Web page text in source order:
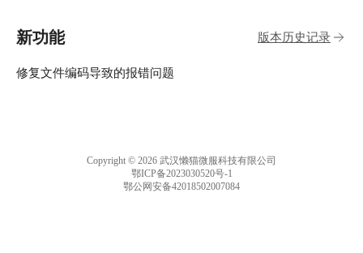
新功能 版本历史记录
修复文件编码导致的报错问题
Copyright © 2026 武汉懒猫微服科技有限公司
鄂ICP备2023030520号-1
鄂公网安备42018502007084